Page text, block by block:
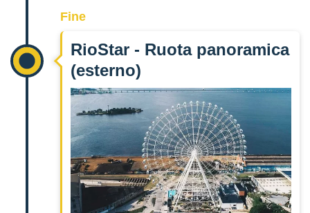
Fine
RioStar - Ruota panoramica
(esterno)